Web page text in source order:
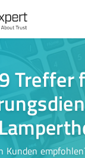
Treffer
Kunden